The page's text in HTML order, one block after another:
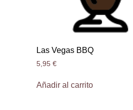
Las Vegas BBQ
5,95€
Añadir al carrito